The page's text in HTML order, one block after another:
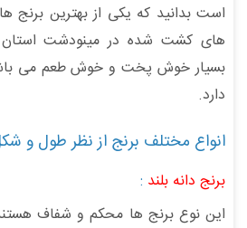
است بدانید که یکی از بهترین برنج
های کشت شده در مینودشت
بسیار خوش پخت و خوش طعم می
دارد.
انواع مختلف برنج از نظر طول و
برنج دانه بلند :
این نوع برنج ها محکم و شفاف